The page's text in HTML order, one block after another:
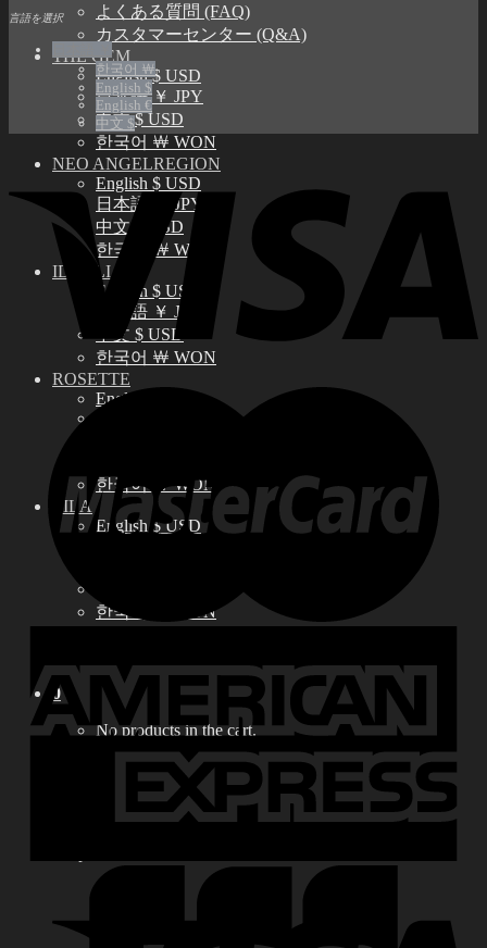
よくある質問 (FAQ)
カスタマーセンター (Q&A)
THE GEM
English $ USD
日本語 ￥ JPY
中文 $ USD
한국어 ￦ WON
NEO ANGELREGION
English $ USD
日本語 ￥ JPY
中文 $ USD
한국어 ￦ WON
IDEALIAN
English $ USD
日本語 ￥ JPY
中文 $ USD
한국어 ￦ WON
ROSETTE
English $ USD
한국어 ￦ WON
LILA
English $ USD
한국어 ￦ WON
for:
0
No products in the cart.
言語を選択
한국어 ￦
English $
English €
中文 $